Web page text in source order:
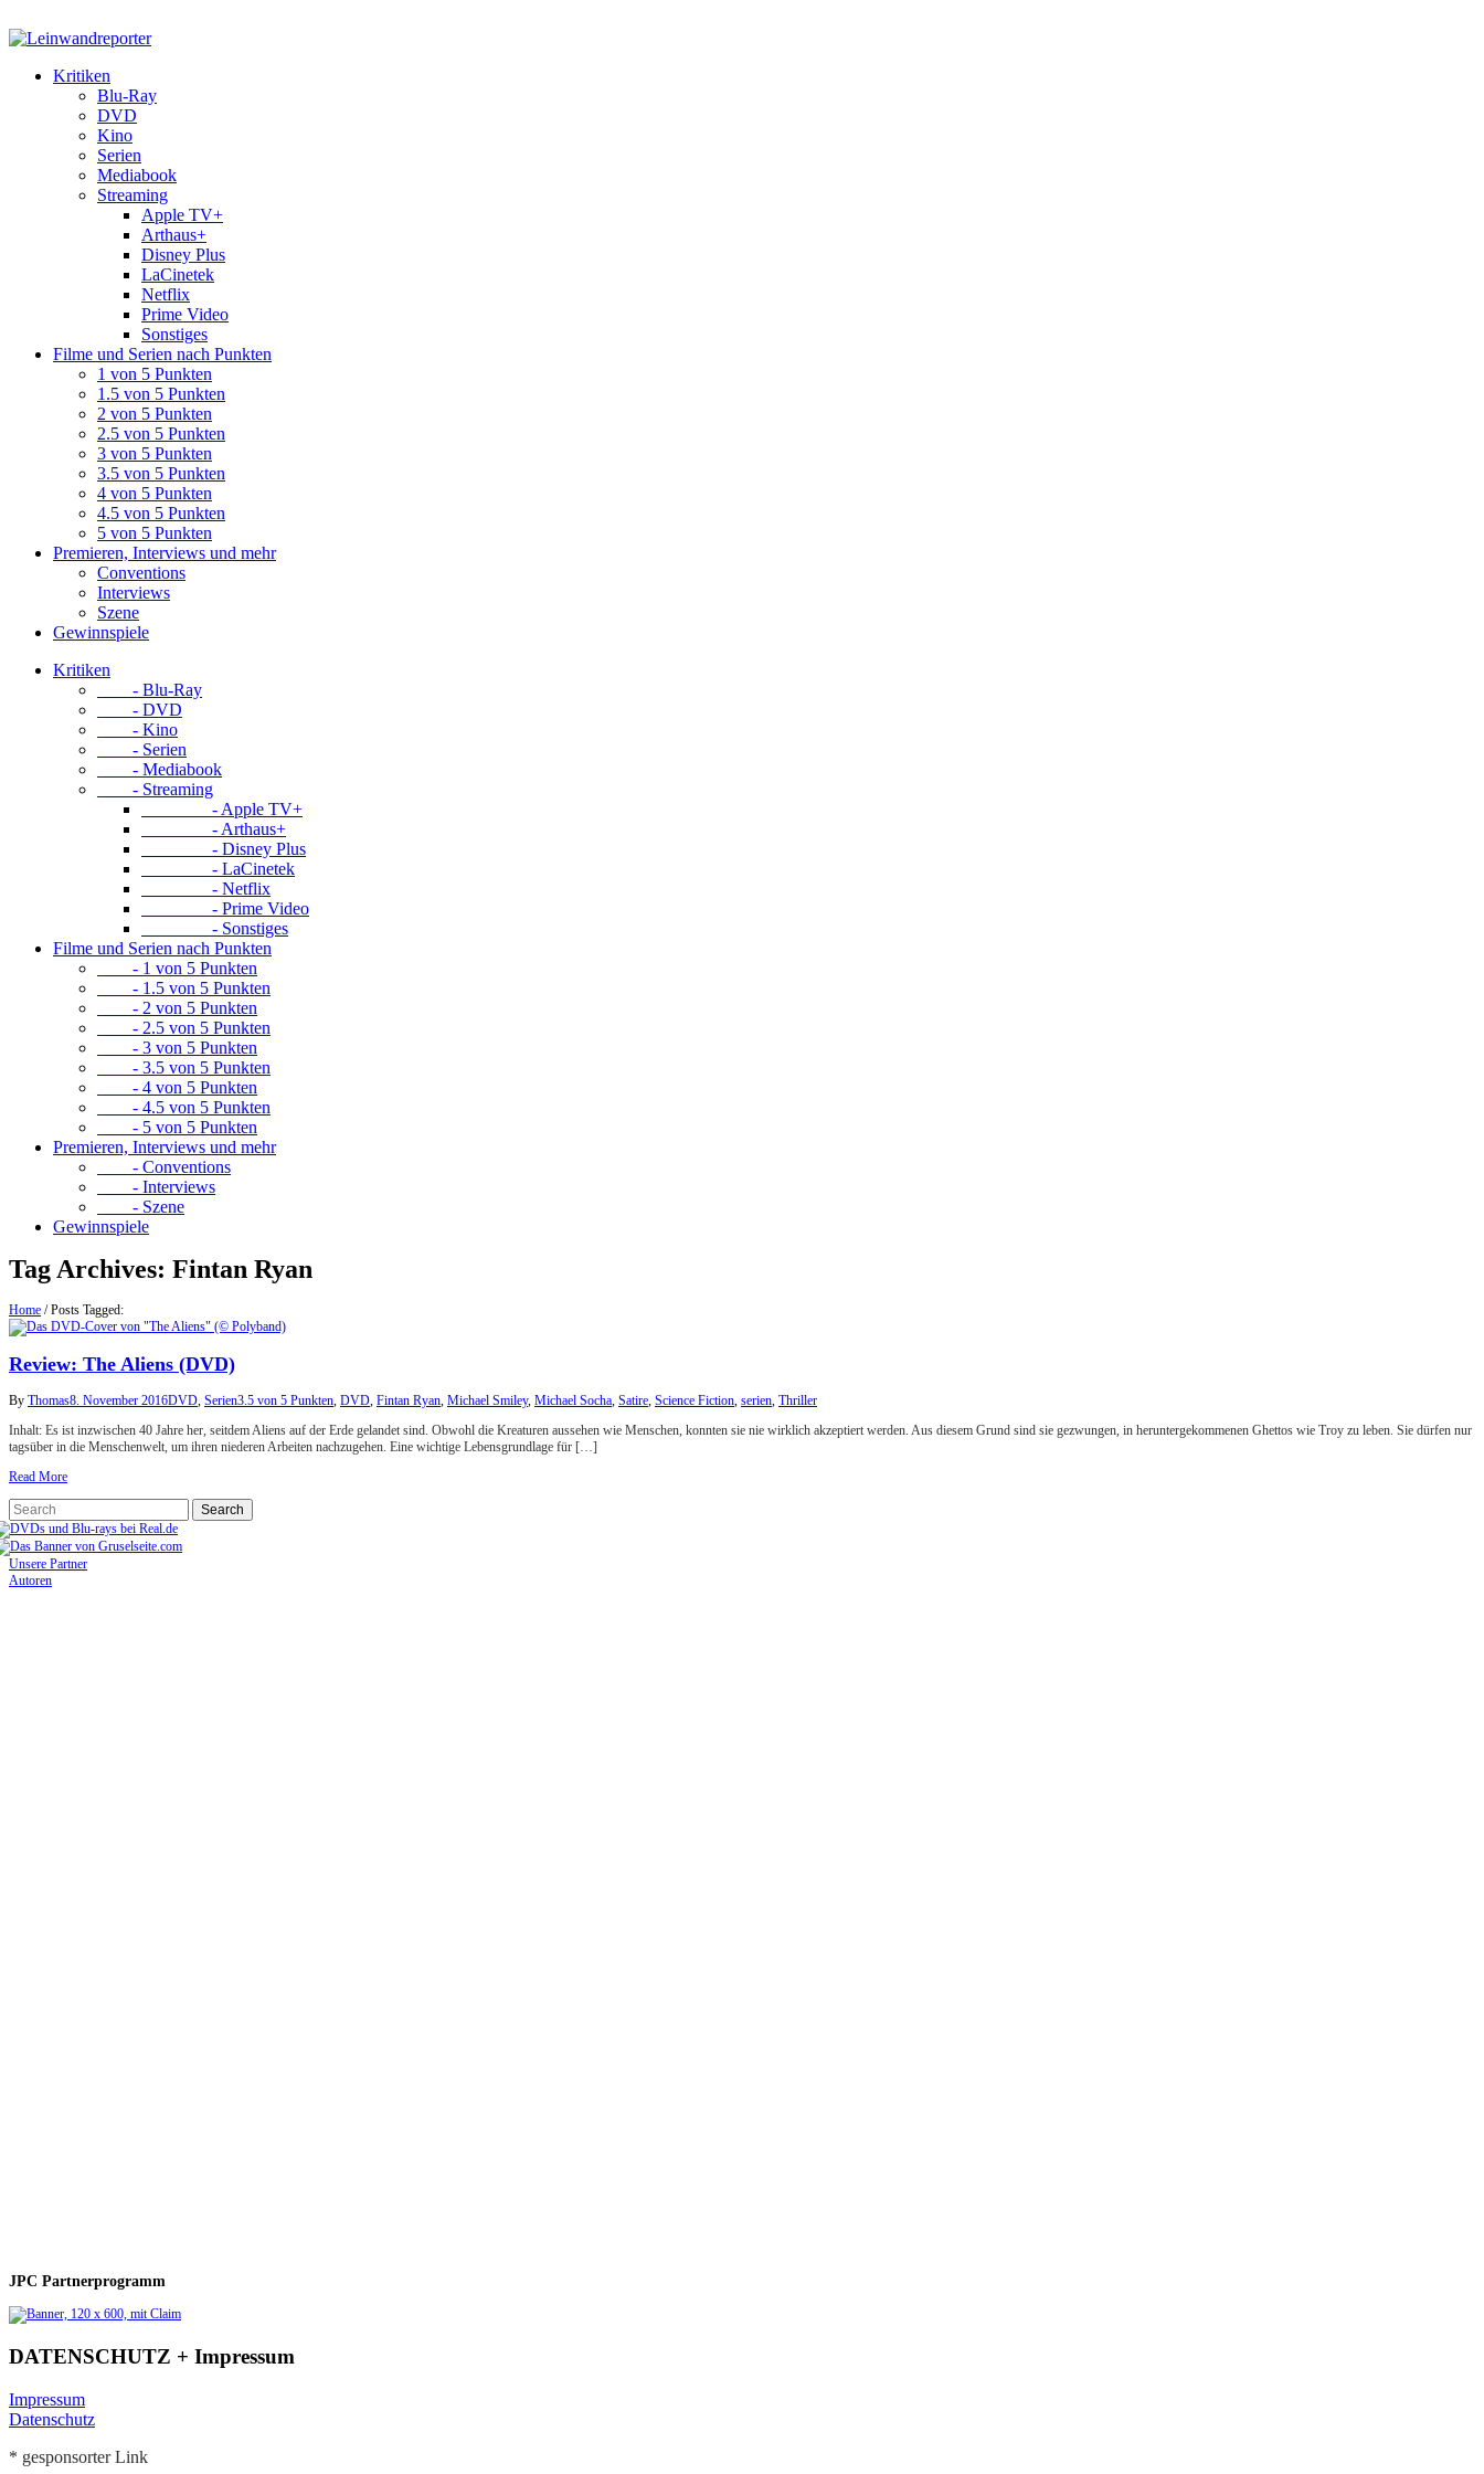
Kritiken
Blu-Ray
DVD
Kino
Serien
Mediabook
Streaming
Apple TV+
Arthaus+
Disney Plus
LaCinetek
Netflix
Prime Video
Sonstiges
Filme und Serien nach Punkten
1 von 5 Punkten
1.5 von 5 Punkten
2 von 5 Punkten
2.5 von 5 Punkten
3 von 5 Punkten
3.5 von 5 Punkten
4 von 5 Punkten
4.5 von 5 Punkten
5 von 5 Punkten
Premieren, Interviews und mehr
Conventions
Interviews
Szene
Gewinnspiele
Kritiken
- Blu-Ray
- DVD
- Kino
- Serien
- Mediabook
- Streaming
- Apple TV+
- Arthaus+
- Disney Plus
- LaCinetek
- Netflix
- Prime Video
- Sonstiges
Filme und Serien nach Punkten
- 1 von 5 Punkten
- 1.5 von 5 Punkten
- 2 von 5 Punkten
- 2.5 von 5 Punkten
- 3 von 5 Punkten
- 3.5 von 5 Punkten
- 4 von 5 Punkten
- 4.5 von 5 Punkten
- 5 von 5 Punkten
Premieren, Interviews und mehr
- Conventions
- Interviews
- Szene
Gewinnspiele
Tag Archives: Fintan Ryan
Home /Posts Tagged:
Review: The Aliens (DVD)
By Thomas8. November 2016DVD, Serien3.5 von 5 Punkten, DVD, Fintan Ryan, Michael Smiley, Michael Socha, Satire, Science Fiction, serien, Thriller
Inhalt: Es ist inzwischen 40 Jahre her, seitdem Aliens auf der Erde gelandet sind. Obwohl die Kreaturen aussehen wie Menschen, konnten sie nie wirklich akzeptiert werden. Aus diesem Grund sind sie gezwungen, in heruntergekommenen Ghettos wie Troy zu leben. Sie dürfen nur
tagsüber in die Menschenwelt, um ihren niederen Arbeiten nachzugehen. Eine wichtige Lebensgrundlage für […]
Read More
Unsere Partner
Autoren
JPC Partnerprogramm
DATENSCHUTZ + Impressum
Impressum
Datenschutz
* gesponsorter Link